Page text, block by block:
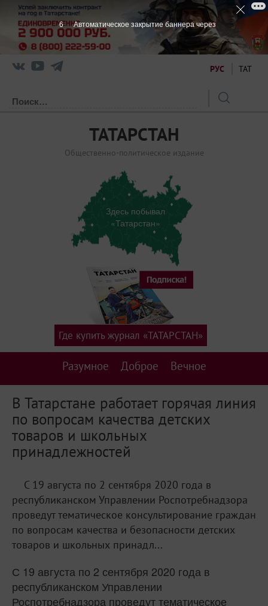
РУС ТАТ
ТАТАРСТАН
Общественно-политическое издание
Здесь побывал
«Татарстан»
Разумное Доброе Вечное
Где купить журнал «ТАТАРСТАН»
В Татарстане работает горячая линия
по вопросам качества детских
товаров и школьных
принадлежностей
С 19 августа по 2 сентября 2020 года в
республиканском Управлении Роспотребнадзора
проведут тематическое консультирование граждан
по вопросам качества и безопасности детских
товаров и школьных принадл...
С 19 августа по 2 сентября 2020 года в
республиканском Управлении
Роспотребнадзора проведут тематическое
6 Автоматическое закрытие баннера через